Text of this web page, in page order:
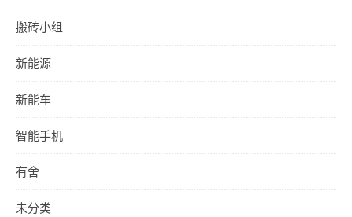
搬砖小组
新能源
新能车
智能手机
有舍
未分类